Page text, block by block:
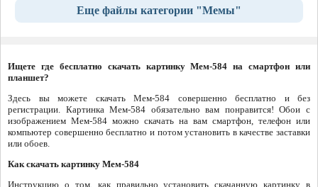
Еще файлы категории "Мемы"
Ищете где бесплатно скачать картинку Мем-584 на смартфон или
планшет?
Здесь вы можете скачать Мем-584 совершенно бесплатно и без
регистрации. Картинка Мем-584 обязательно вам понравится! Обои с
изображением Мем-584 можно скачать на вам смартфон, телефон или
компьютер совершенно бесплатно и потом установить в качестве заставки
или обоев.
Как скачать картинку Мем-584
Инструкцию о том, как правильно установить скачанную картинку в